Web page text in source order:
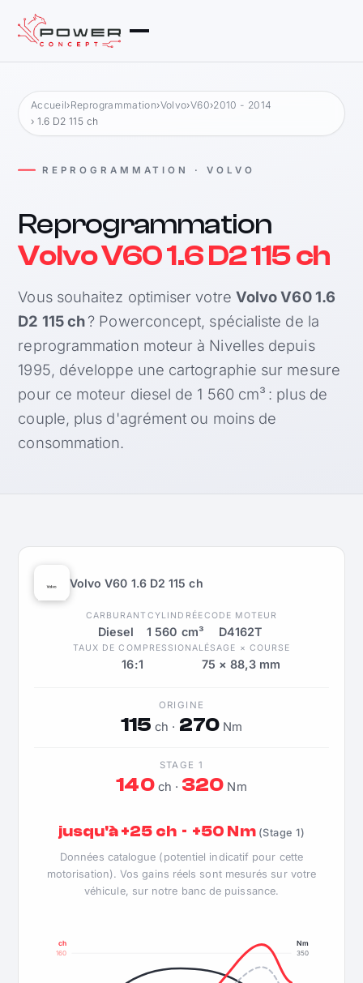
Accueil›Reprogrammation›Volvo›V60›2010 - 2014
› 1.6 D2 115 ch
REPROGRAMMATION · VOLVO
Reprogrammation
Volvo V60 1.6 D2 115 ch
Vous souhaitez optimiser votre Volvo V60 1.6
D2 115 ch? Powerconcept, spécialiste de la
reprogrammation moteur à Nivelles depuis
1995, développe une cartographie sur mesure
pour ce moteur diesel de 1 560 cm³ : plus de
couple, plus d'agrément ou moins de
consommation.
Volvo V60 1.6 D2 115 ch
CARBURANT
Diesel
CYLINDRÉE
1 560 cm³
CODE MOTEUR
D4162T
TAUX DE COMPRESSION
16:1
ALÉSAGE × COURSE
75 × 88,3 mm
ORIGINE
115 ch · 270Nm
STAGE 1
140ch · 320 Nm
jusqu'à +25 ch · +50 Nm (Stage 1)
Données catalogue (potentiel indicatif pour cette
motorisation). Vos gains réels sont mesurés sur votre
véhicule, sur notre banc de puissance.
160 350
ch Nm